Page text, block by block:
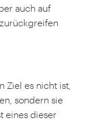
auch auf
Ziel es nicht ist,
sondern sie
eines dieser